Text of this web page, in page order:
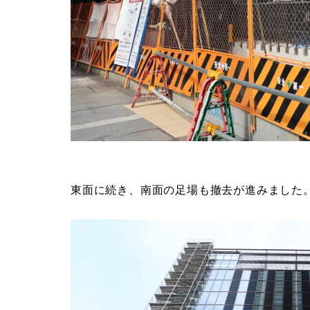
東面に続き、南面の足場も撤去が進みました